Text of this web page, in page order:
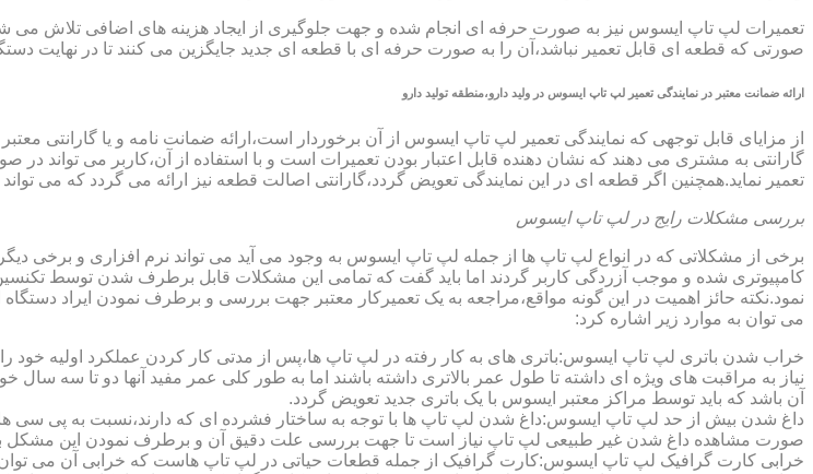
تعمیرات لپ تاپ ایسوس نیز به صورت حرفه ای انجام شده و جهت جلوگیری از ایجاد هزینه های اضافی تلاش می
صورتی که قطعه ای قابل تعمیر نباشد،آن را به صورت حرفه ای با قطعه ای جدید جایگزین می کنند تا در نهایت
ارائه ضمانت معتبر در نمایندگی تعمیر لپ تاپ ایسوس در ولید دارو،منطقه تولید دارو
گارانتی به مشتری می دهند که نشان دهنده قابل اعتبار بودن تعمیرات است و با استفاده از آن،کاربر می
تعمیر نماید.همچنین اگر قطعه ای در این نمایندگی تعویض گردد،گارانتی اصالت قطعه نیز ارائه می گردد که می
بررسی مشکلات رایج در لپ تاپ ایسوس
برخی از مشکلاتی که در انواع لپ تاپ ها از جمله لپ تاپ ایسوس به وجود می آید می تواند نرم افزاری و
کامپیوتری شده و موجب آزردگی کاربر گردند اما باید گفت که تمامی این مشکلات قابل برطرف شدن توسط
نمود.نکته حائز اهمیت در این گونه مواقع،مراجعه به یک تعمیرکار معتبر جهت بررسی و برطرف نمودن ایراد
می توان به موارد زیر اشاره کرد:
خراب شدن باتری لپ تاپ ایسوس:باتری های به کار رفته در لپ تاپ ها،پس از مدتی کار کردن عملکرد اولیه خود را
نیاز به مراقبت های ویژه ای داشته تا طول عمر بالاتری داشته باشند اما به طور کلی عمر مفید آنها دو تا سه
آن باشد که باید توسط مراکز معتبر ایسوس با یک باتری جدید تعویض گردد.
داغ شدن بیش از حد لپ تاپ ایسوس:داغ شدن لپ تاپ ها با توجه به ساختار فشرده ای که دارند،نسبت به پی سی
صورت مشاهده داغ شدن غیر طبیعی لپ تاپ نیاز است تا جهت بررسی علت دقیق آن و برطرف نمودن این مشکل به
خرابی کارت گرافیک لپ تاپ ایسوس:کارت گرافیک از جمله قطعات حیاتی در لپ تاپ هاست که خرابی آن می